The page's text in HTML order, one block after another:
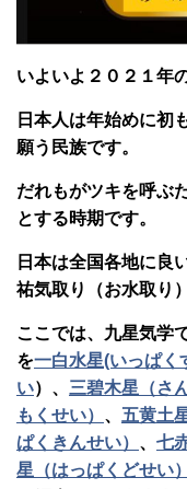
いよいよ２０２１年
日本人は年始めに初
願う民族です。
だれもがツキを呼ぶ
とする時期です。
日本は全国各地に良
祐気取り（お水取り
ここでは、九星気学
を一白水星(いっぱく
い）、 三碧木星（さ
もくせい） 、 五黄土
ぱくきんせい） 、 七
星（はっぱくどせい）